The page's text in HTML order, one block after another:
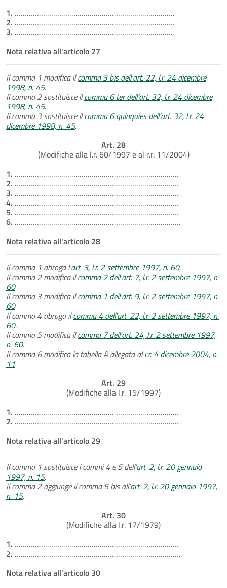
1. …………………………………………………………………….
2. …………………………………………………………………….
3. ……………………………………………………………………
Nota relativa all'articolo 27
Il comma 1 modifica ilcomma 3 bis dell’art. 22, l.r. 24 dicembre
1998, n. 45.
Il comma 2 sostituisce ilcomma 6 ter dell’art. 32, l.r. 24 dicembre
1998, n. 45.
Il comma 3 sostituisce ilcomma 6 quinquies dell’art. 32, l.r. 24
dicembre 1998, n. 45.
Art. 28
(Modifiche alla l.r. 60/1997 e al r.r. 11/2004)
1. ………………………………………………………………………
2. ………………………………………………………………………
3. ………………………………………………………………………
4. ………………………………………………………………………
5. ………………………………………………………………………
6. ……………………………………………………………………….
Nota relativa all'articolo 28
Il comma 1 abroga l'art. 3, l.r. 2 settembre 1997, n. 60.
Il comma 2 modifica ilcomma 2 dell'art. 7, l.r. 2 settembre 1997, n.
60.
Il comma 3 modifica ilcomma 1 dell'art. 9, l.r. 2 settembre 1997, n.
60.
Il comma 4 abroga ilcomma 4 dell'art. 22, l.r. 2 settembre 1997, n.
60.
Il comma 5 modifica ilcomma 7 dell'art. 24, l.r. 2 settembre 1997,
n. 60.
Il comma 6 modifica la tabella A allegata alr.r. 4 dicembre 2004, n.
11.
Art. 29
(Modifiche alla l.r. 15/1997)
1. ………………………………………………………………………
2. ………………………………………………………………………
Nota relativa all'articolo 29
Il comma 1 sostituisce i commi 4 e 5 dell’art. 2, l.r. 20 gennaio
1997, n. 15.
Il comma 2 aggiunge il comma 5 bis all’art. 2, l.r. 20 gennaio 1997,
n. 15.
Art. 30
(Modifiche alla l.r. 17/1979)
1. ………………………………………………………………………
2. ……………………………………………………………………….
Nota relativa all'articolo 30